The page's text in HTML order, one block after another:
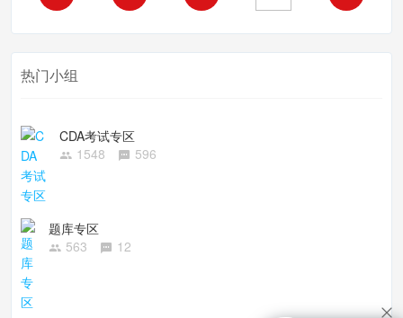
热门小组
CDA考试专区
1548
596
题库专区
563
12